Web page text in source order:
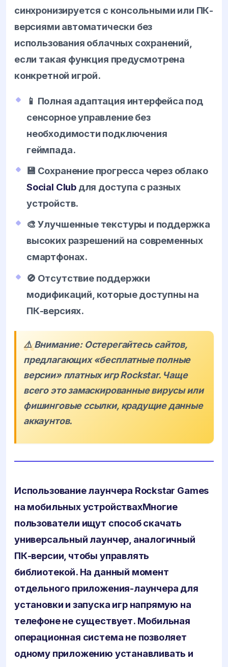
синхронизируется с консольными или ПК-
версиями автоматически без
использования облачных сохранений,
если такая функция предусмотрена
конкретной игрой.
📱 Полная адаптация интерфейса под
сенсорное управление без
необходимости подключения
геймпада.
💾 Сохранение прогресса через облако
Social Clubдля доступа с разных
устройств.
🎨 Улучшенные текстуры и поддержка
высоких разрешений на современных
смартфонах.
🚫 Отсутствие поддержки
модификаций, которые доступны на
ПК-версиях.
⚠️ Внимание: Остерегайтесь сайтов,
предлагающих «бесплатные полные
версии» платных игр Rockstar. Чаще
всего это замаскированные вирусы или
фишинговые ссылки, крадущие данные
аккаунтов.
Использование лаунчера Rockstar Games
на мобильных устройствахМногие
пользователи ищут способ скачать
универсальный лаунчер, аналогичный
ПК-версии, чтобы управлять
библиотекой. На данный момент
отдельного приложения-лаунчера для
установки и запуска игр напрямую на
телефонене существует. Мобильная
операционная система не позволяет
одному приложению устанавливать и